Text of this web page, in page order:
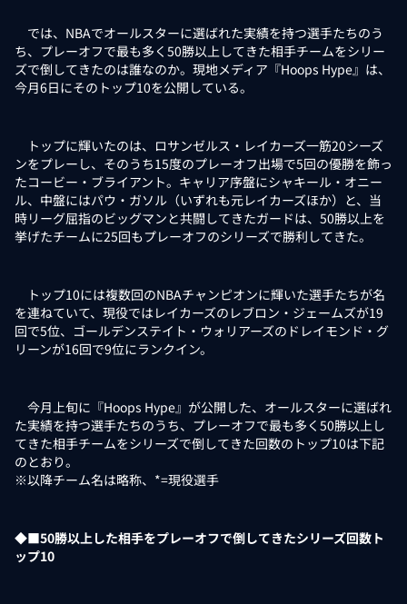
では、NBAでオールスターに選ばれた実績を持つ選手たちのう
ち、プレーオフで最も多く50勝以上してきた相手チームをシリー
ズで倒してきたのは誰なのか。現地メディア『Hoops Hype』は、
今月6日にそのトップ10を公開している。
トップに輝いたのは、ロサンゼルス・レイカーズ一筋20シーズ
ンをプレーし、そのうち15度のプレーオフ出場で5回の優勝を飾っ
たコービー・ブライアント。キャリア序盤にシャキール・オニー
ル、中盤にはパウ・ガソル（いずれも元レイカーズほか）と、当
時リーグ屈指のビッグマンと共闘してきたガードは、50勝以上を
挙げたチームに25回もプレーオフのシリーズで勝利してきた。
トップ10には複数回のNBAチャンピオンに輝いた選手たちが名
を連ねていて、現役ではレイカーズのレブロン・ジェームズが19
回で5位、ゴールデンステイト・ウォリアーズのドレイモンド・グ
リーンが16回で9位にランクイン。
今月上旬に『Hoops Hype』が公開した、オールスターに選ばれ
た実績を持つ選手たちのうち、プレーオフで最も多く50勝以上し
てきた相手チームをシリーズで倒してきた回数のトップ10は下記
のとおり。
※以降チーム名は略称、*=現役選手
◆■50勝以上した相手をプレーオフで倒してきたシリーズ回数ト
ップ10